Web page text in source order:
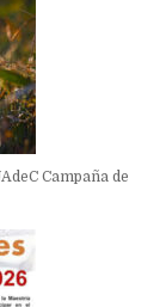
Campaña de